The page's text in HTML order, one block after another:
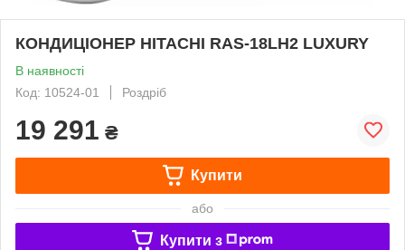
КОНДИЦІОНЕР HITACHI RAS-18LH2 LUXURY
В наявності
Код: 10524-01
Роздріб
19 291 ₴
Купити
або
Купити з